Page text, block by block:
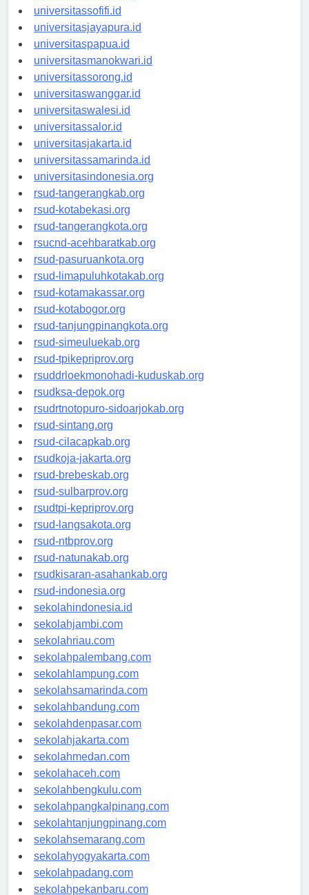
universitasmaluku.id
universitassofifi.id
universitasjayapura.id
universitaspapua.id
universitasmanokwari.id
universitassorong.id
universitaswanggar.id
universitaswalesi.id
universitassalor.id
universitasjakarta.id
universitassamarinda.id
universitasindonesia.org
rsud-tangerangkab.org
rsud-kotabekasi.org
rsud-tangerangkota.org
rsucnd-acehbaratkab.org
rsud-pasuruankota.org
rsud-limapuluhkotakab.org
rsud-kotamakassar.org
rsud-kotabogor.org
rsud-tanjungpinangkota.org
rsud-simeuluekab.org
rsud-tpikepriprov.org
rsuddrloekmonohadi-kuduskab.org
rsudksa-depok.org
rsudrtnotopuro-sidoarjokab.org
rsud-sintang.org
rsud-cilacapkab.org
rsudkoja-jakarta.org
rsud-brebeskab.org
rsud-sulbarprov.org
rsudtpi-kepriprov.org
rsud-langsakota.org
rsud-ntbprov.org
rsud-natunakab.org
rsudkisaran-asahankab.org
rsud-indonesia.org
sekolahindonesia.id
sekolahjambi.com
sekolahriau.com
sekolahpalembang.com
sekolahlampung.com
sekolahsamarinda.com
sekolahbandung.com
sekolahdenpasar.com
sekolahjakarta.com
sekolahmedan.com
sekolahaceh.com
sekolahbengkulu.com
sekolahpangkalpinang.com
sekolahtanjungpinang.com
sekolahsemarang.com
sekolahyogyakarta.com
sekolahpadang.com